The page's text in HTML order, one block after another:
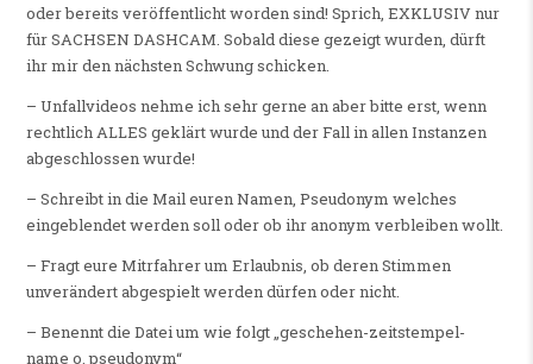
oder bereits veröffentlicht worden sind! Sprich, EXKLUSIV nur
für SACHSEN DASHCAM. Sobald diese gezeigt wurden, dürft
ihr mir den nächsten Schwung schicken.
– Unfallvideos nehme ich sehr gerne an aber bitte erst, wenn
rechtlich ALLES geklärt wurde und der Fall in allen Instanzen
abgeschlossen wurde!
– Schreibt in die Mail euren Namen, Pseudonym welches
eingeblendet werden soll oder ob ihr anonym verbleiben wollt.
– Fragt eure Mitrfahrer um Erlaubnis, ob deren Stimmen
unverändert abgespielt werden dürfen oder nicht.
– Benennt die Datei um wie folgt „geschehen-zeitstempel-
name o. pseudonym“